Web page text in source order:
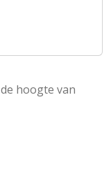
hoogte van